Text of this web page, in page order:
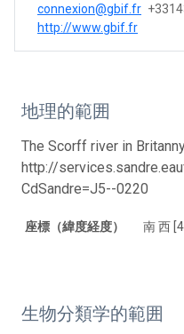
connexion@gbif.fr
http://www.gbif.fr
地理的範囲
The Scorff river in
http://
CdSandre=J5--0220
座標（緯度経度） 南 西
生物分類学的範囲